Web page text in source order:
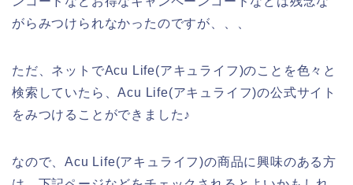
がらみつけられなかったのですが、、、
ただ、ネットでAcu Life(アキュライフ)のことを色々と
検索していたら、Acu Life(アキュライフ)の公式サイト
をみつけることができました♪
なので、Acu Life(アキュライフ)の商品に興味のある方